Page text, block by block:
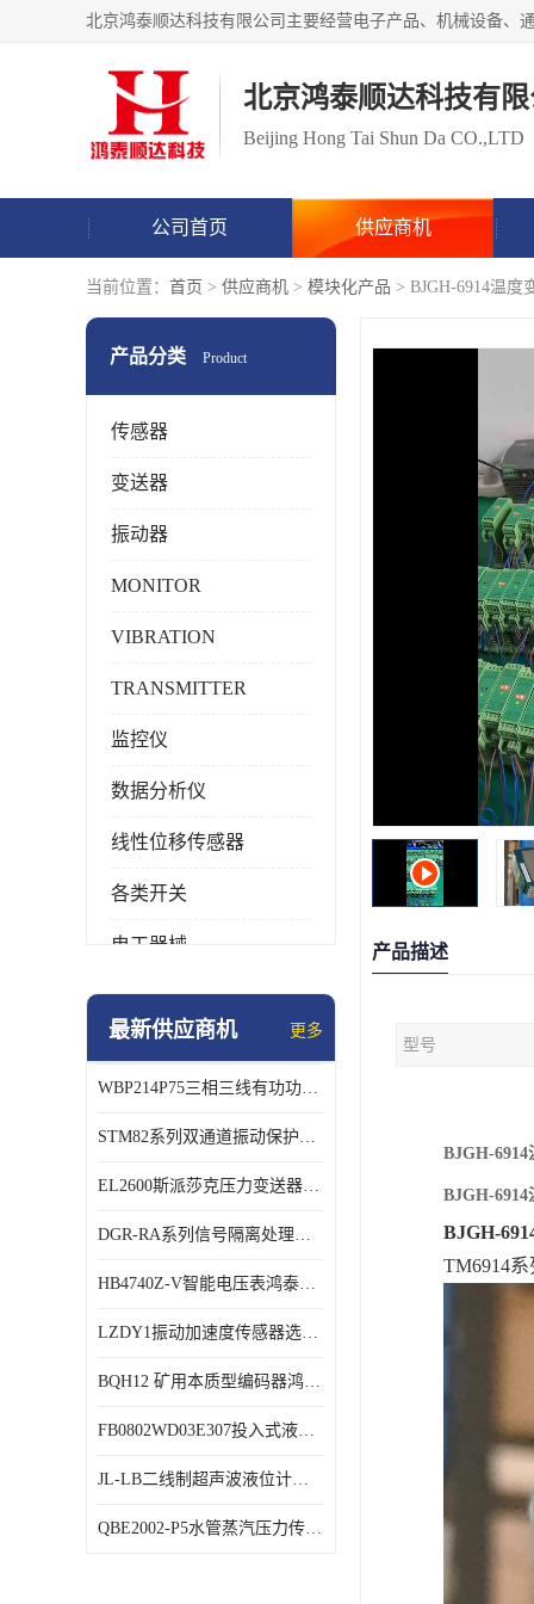
北京鸿泰顺达科技有
Beijing Hong Tai Shun Da CO.,LTD
公司首页 供应商机
当前位置： 首页 > 供应商机 > 模块化产品 > BJGH-6914温度
产品分类 Product
传感器
变送器
振动器
MONITOR
VIBRATION
TRANSMITTER
监控仪
数据分析仪
线性位移传感器
各类开关
电工器械
模块化产品
特殊用处传感器
特殊用途变送器
最新供应商机 更多
WBP214P75三相三线有功功率传感器鸿泰顺达产品稳定性好
STM82系列双通道振动保护表鸿泰产品技术规格
EL2600斯派莎克压力变送器技术规格
DGR-RA系列信号隔离处理器鸿泰产品技术规格
HB4740Z-V智能电压表鸿泰产品外形美观大方
LZDY1振动加速度传感器选型资料
BQH12 矿用本质型编码器鸿泰产品实物展示
FB0802WD03E307投入式液位计鸿泰产品选型参数
JL-LB二线制超声波液位计鸿泰产品外形美观大方
QBE2002-P5水管蒸汽压力传感器西门子产品技术规格
产品描述
型号
BJGH-
BJGH-
BJGH-
TM6914